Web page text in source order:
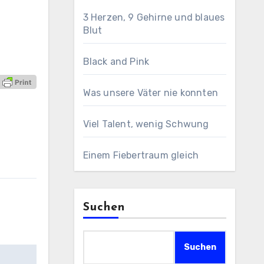
3 Herzen, 9 Gehirne und blaues
Blut
Black and Pink
Was unsere Väter nie konnten
Viel Talent, wenig Schwung
Einem Fiebertraum gleich
Suchen
Suchen